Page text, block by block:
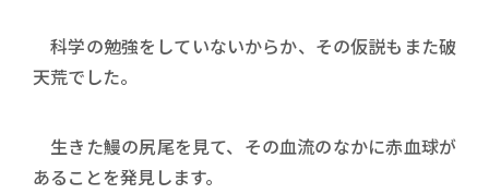
科学の勉強をしていないからか、その仮説もまた破
天荒でした。
生きた鰻の尻尾を見て、その血流のなかに赤血球が
あることを発見します。